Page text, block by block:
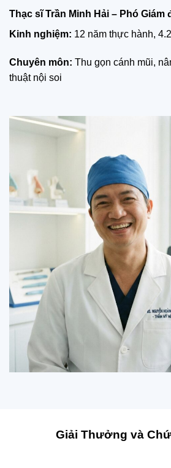
Thạc sĩ Trần Minh Hải – Phó Giám
Kinh nghiệm: 12 năm thực hành,
Chuyên môn: Thu gọn cánh mũi,
thuật nội soi
Giải Thưởng và